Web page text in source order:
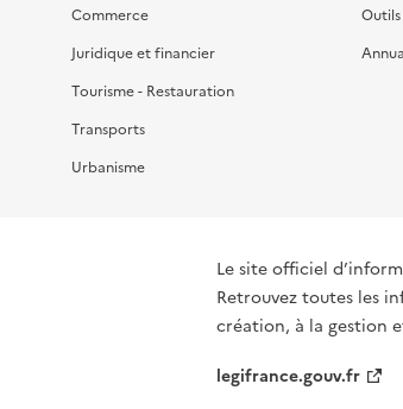
Commerce
Juridique et financier
Tourisme - Restauration
Transports
Urbanisme
Le site officiel
Retrouvez toutes les
création, à la gestion
legifrance.gouv.fr